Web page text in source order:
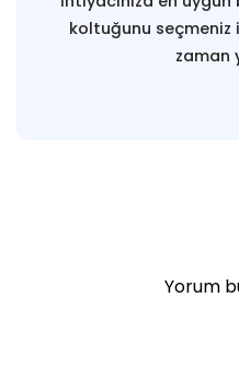
koltuğunu seçmeniz
zaman
Yorum